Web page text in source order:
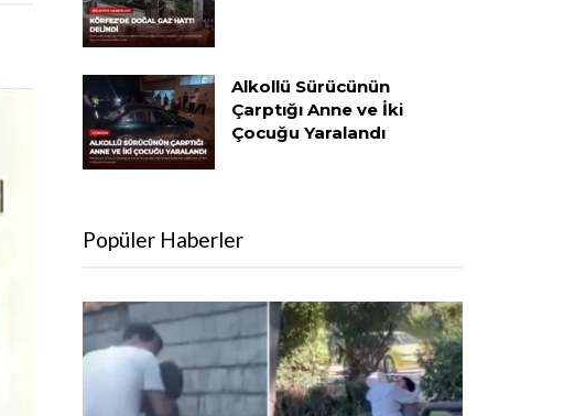
Alkollü Sürücünün
Çarptığı Anne ve İki
Çocuğu Yaralandı
Popüler Haberler